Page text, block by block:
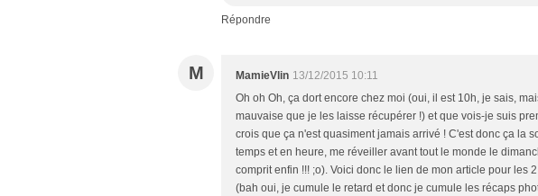
Répondre
M MamieVlin 13/12/2015 10:11
Oh oh Oh, ça dort encore chez moi (oui, il est 10h, je sais,
mauvaise que je les laisse récupérer !) et que vois-je suis
crois que ça n'est quasiment jamais arrivé ! C'est donc ça la
temps et en heure, me réveiller avant tout le monde le
comprit enfin !!! ;o). Voici donc le lien de mon article pour les
(bah oui, je cumule le retard et donc je cumule les récaps